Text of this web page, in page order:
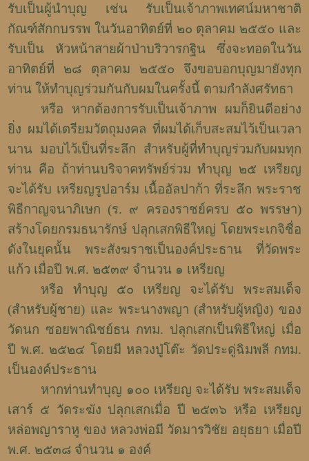
รับเป็นผู้นำบุญ เช่น รับเป็นเจ้าภาพเทศน์มหาชาติ
กัณฑ์สักกบรรพ ในวันอาทิตย์ที่ ๒๐ ตุลาคม ๒๕๕๐ และ
รับเป็น หัวหน้าสายผ้าป่าบริวารกฐิน ซึ่งจะทอดในวัน
อาทิตย์ที่ ๒๘ ตุลาคม ๒๕๕๐ จึงขอบอกบุญมายังทุก
ท่าน ให้ทำบุญร่วมกันกับผมในครั้งนี้ ตามกำลังศรัทธา
หรือ หากต้องการรับเป็นเจ้าภาพ ผมก็ยินดีอย่าง
ยิ่ง ผมได้เตรียมวัตถุมงคล ที่ผมได้เก็บสะสมไว้เป็นเวลา
นาน มอบไว้เป็นที่ระลึก สำหรับผู้ที่ทำบุญร่วมกับผมทุก
ท่าน คือ ถ้าท่านบริจาคทรัพย์ร่วม ทำบุญ ๒๕ เหรียญ
จะได้รับ เหรียญรูปอาร์ม เนื้ออัลปาก้า ที่ระลึก พระราช
พิธีกาญจนาภิเษก (ร. ๙ ครองราชย์ครบ ๕๐ พรรษา)
สร้างโดยกรมธนารักษ์ ปลุกเสกพิธีใหญ่ โดยพระเกจิชื่อ
ดังในยุคนั้น พระสังฆราชเป็นองค์ประธาน ที่วัดพระ
แก้ว เมื่อปี พ.ศ. ๒๕๓๙ จำนวน ๑ เหรียญ
หรือ ทำบุญ ๕๐ เหรียญ จะได้รับ พระสมเด็จ
(สำหรับผู้ชาย) และ พระนางพญา (สำหรับผู้หญิง) ของ
วัดนก ซอยพาณิชย์ธน กทม. ปลุกเสกเป็นพิธีใหญ่ เมื่อ
ปี พ.ศ. ๒๕๒๔ โดยมี หลวงปู่โต๊ะ วัดประดู่ฉิมพลี กทม.
เป็นองค์ประธาน
หากท่านทำบุญ ๑๐๐ เหรียญ จะได้รับ พระสมเด็จ
เสาร์ ๕ วัดระฆัง ปลุกเสกเมื่อ ปี ๒๕๓๖ หรือ เหรียญ
หล่อพญาราหู ของ หลวงพ่อมี วัดมารวิชัย อยุธยา เมื่อปี
พ.ศ. ๒๕๓๘ จำนวน ๑ องค์